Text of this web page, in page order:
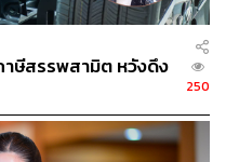
ามร่วมมือทางเศรษฐกิจให้
มากขึ้น โดยครอบคลุม
ลกากร มาตรฐานสินค้า
อทางเศรษฐกิจและ
5 บท
าษีสรรพสามิต หวังดึง
250